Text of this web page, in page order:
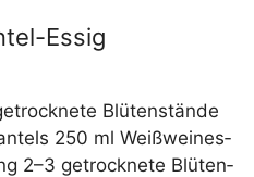
Essig
Blü­ten­stän­de
250 ml Weiß­wein­es­
2–3 getrock­ne­te Blü­ten­